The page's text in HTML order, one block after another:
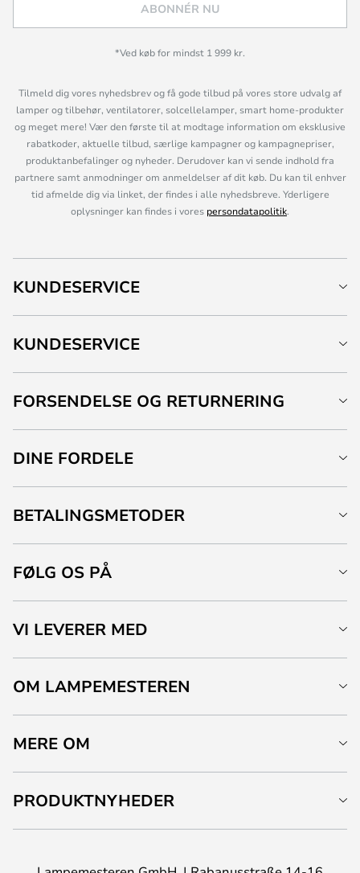
ABONNÉR NU
*Ved køb for mindst 1 999 kr.
Tilmeld dig vores nyhedsbrev og få gode tilbud på vores store udvalg af
lamper og tilbehør, ventilatorer, solcellelamper, smart home-produkter
og meget mere! Vær den første til at modtage information om eksklusive
rabatkoder, aktuelle tilbud, særlige kampagner og kampagnepriser,
produktanbefalinger og nyheder. Derudover kan vi sende indhold fra
partnere samt anmodninger om anmeldelser af dit køb. Du kan til enhver
tid afmelde dig via linket, der findes i alle nyhedsbreve. Yderligere
oplysninger kan findes i vores persondatapolitik.
KUNDESERVICE
KUNDESERVICE
FORSENDELSE OG RETURNERING
DINE FORDELE
BETALINGSMETODER
FØLG OS PÅ
VI LEVERER MED
OM LAMPEMESTEREN
MERE OM
PRODUKTNYHEDER